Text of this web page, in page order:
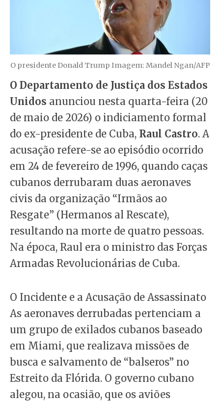
O presidente Donald Trump Imagem: Mandel Ngan/AFP
O Departamento de Justiça dos Estados
Unidos anunciou nesta quarta-feira (20
de maio de 2026) o indiciamento formal
do ex-presidente de Cuba, Raul Castro. A
acusação refere-se ao episódio ocorrido
em 24 de fevereiro de 1996, quando caças
cubanos derrubaram duas aeronaves
civis da organização “Irmãos ao
Resgate” (Hermanos al Rescate),
resultando na morte de quatro pessoas.
Na época, Raul era o ministro das Forças
Armadas Revolucionárias de Cuba.
O Incidente e a Acusação de Assassinato
As aeronaves derrubadas pertenciam a
um grupo de exilados cubanos baseado
em Miami, que realizava missões de
busca e salvamento de “balseros” no
Estreito da Flórida. O governo cubano
alegou, na ocasião, que os aviões